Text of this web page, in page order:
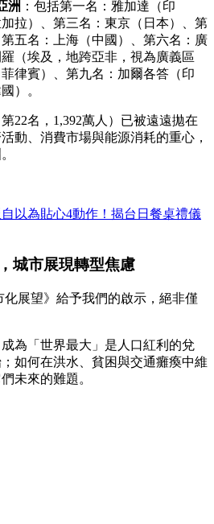
洲 ：包括第一名：雅加達（印
拉）、第三名：東京（日本）、第
五名：上海（中國）、第六名：廣
（埃及，地跨亞非，視為廣義區
律賓）、第九名：加爾各答（印
）。
22名，1,392萬人）已被遠遠拋在
動、消費市場與能源消耗的重心，
以為貼心4動作！揭台日餐桌禮儀
城市展現轉型焦慮
化展望》給予我們的啟示，絕非僅
為「世界最大」是人口紅利的兌
如何在洪水、貧困與交通癱瘓中維
未來的難題。